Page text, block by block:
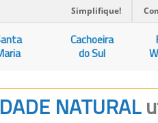
Simplifique!
Cachoeira
do Sul
NATURAL